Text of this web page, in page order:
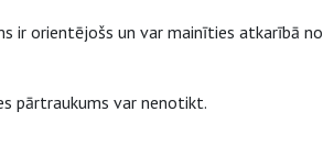
ir orientējošs un var mainīties atkarībā no
pārtraukums var nenotikt.